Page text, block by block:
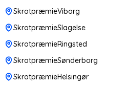
SkrotpræmieViborg
SkrotpræmieSlagelse
SkrotpræmieRingsted
SkrotpræmieSønderborg
SkrotpræmieHelsingør